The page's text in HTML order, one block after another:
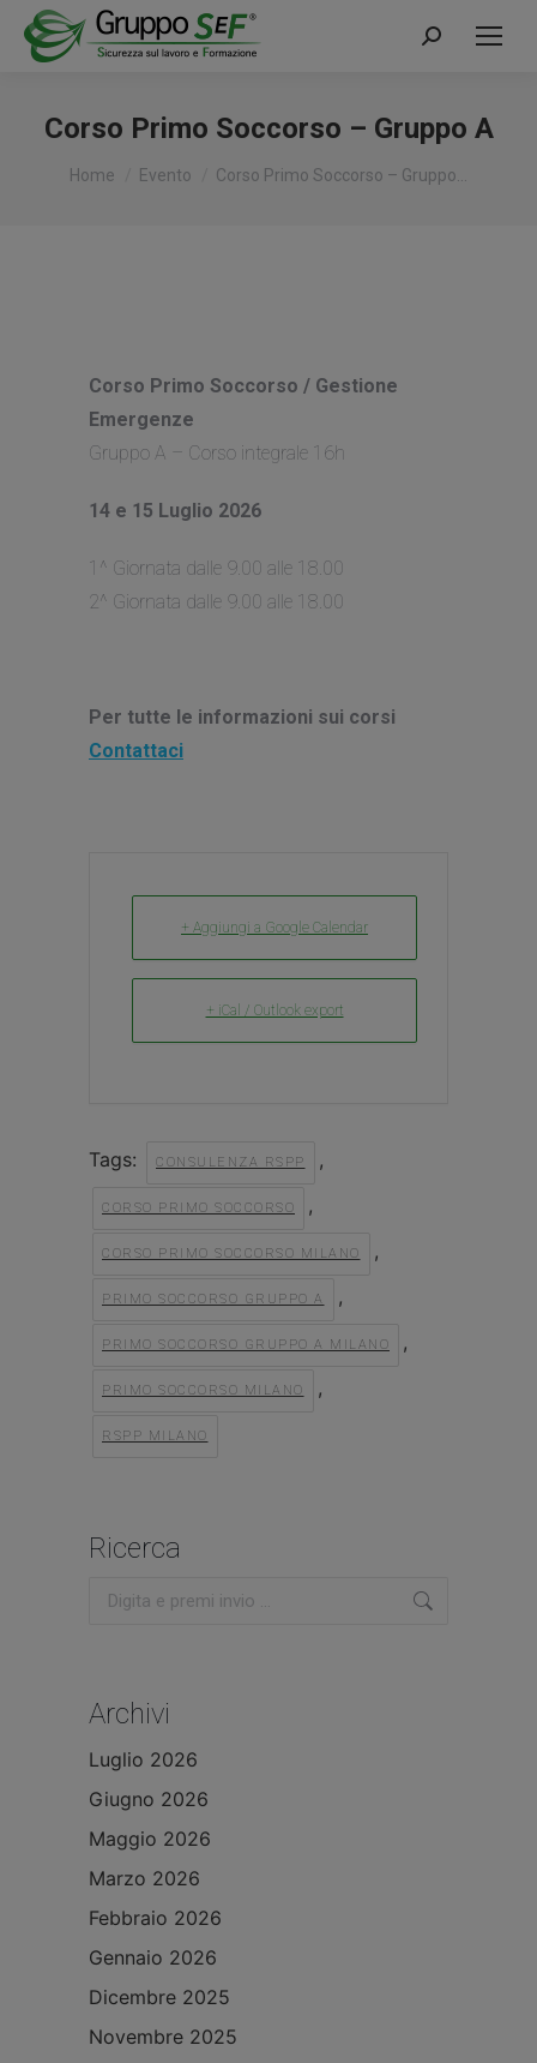
Cerca:
Corso Primo Soccorso – Gruppo A
Tu sei qui:
Home Evento Corso Primo Soccorso – Gruppo…
Corso Primo Soccorso / Gestione
Emergenze
Gruppo A – Corso integrale 16h
14 e 15 Luglio 2026
1^ Giornata dalle 9.00 alle 18.00
2^ Giornata dalle 9.00 alle 18.00
Per tutte le informazioni sui corsi
Contattaci
+ Aggiungi a Google Calendar
+ iCal / Outlook export
Tags: CONSULENZA RSPP ,
CORSO PRIMO SOCCORSO ,
CORSO PRIMO SOCCORSO MILANO ,
PRIMO SOCCORSO GRUPPO A ,
PRIMO SOCCORSO GRUPPO A MILANO ,
PRIMO SOCCORSO MILANO ,
RSPP MILANO
Ricerca
Cerca:
Archivi
Luglio 2026
Giugno 2026
Maggio 2026
Marzo 2026
Febbraio 2026
Gennaio 2026
Dicembre 2025
Novembre 2025